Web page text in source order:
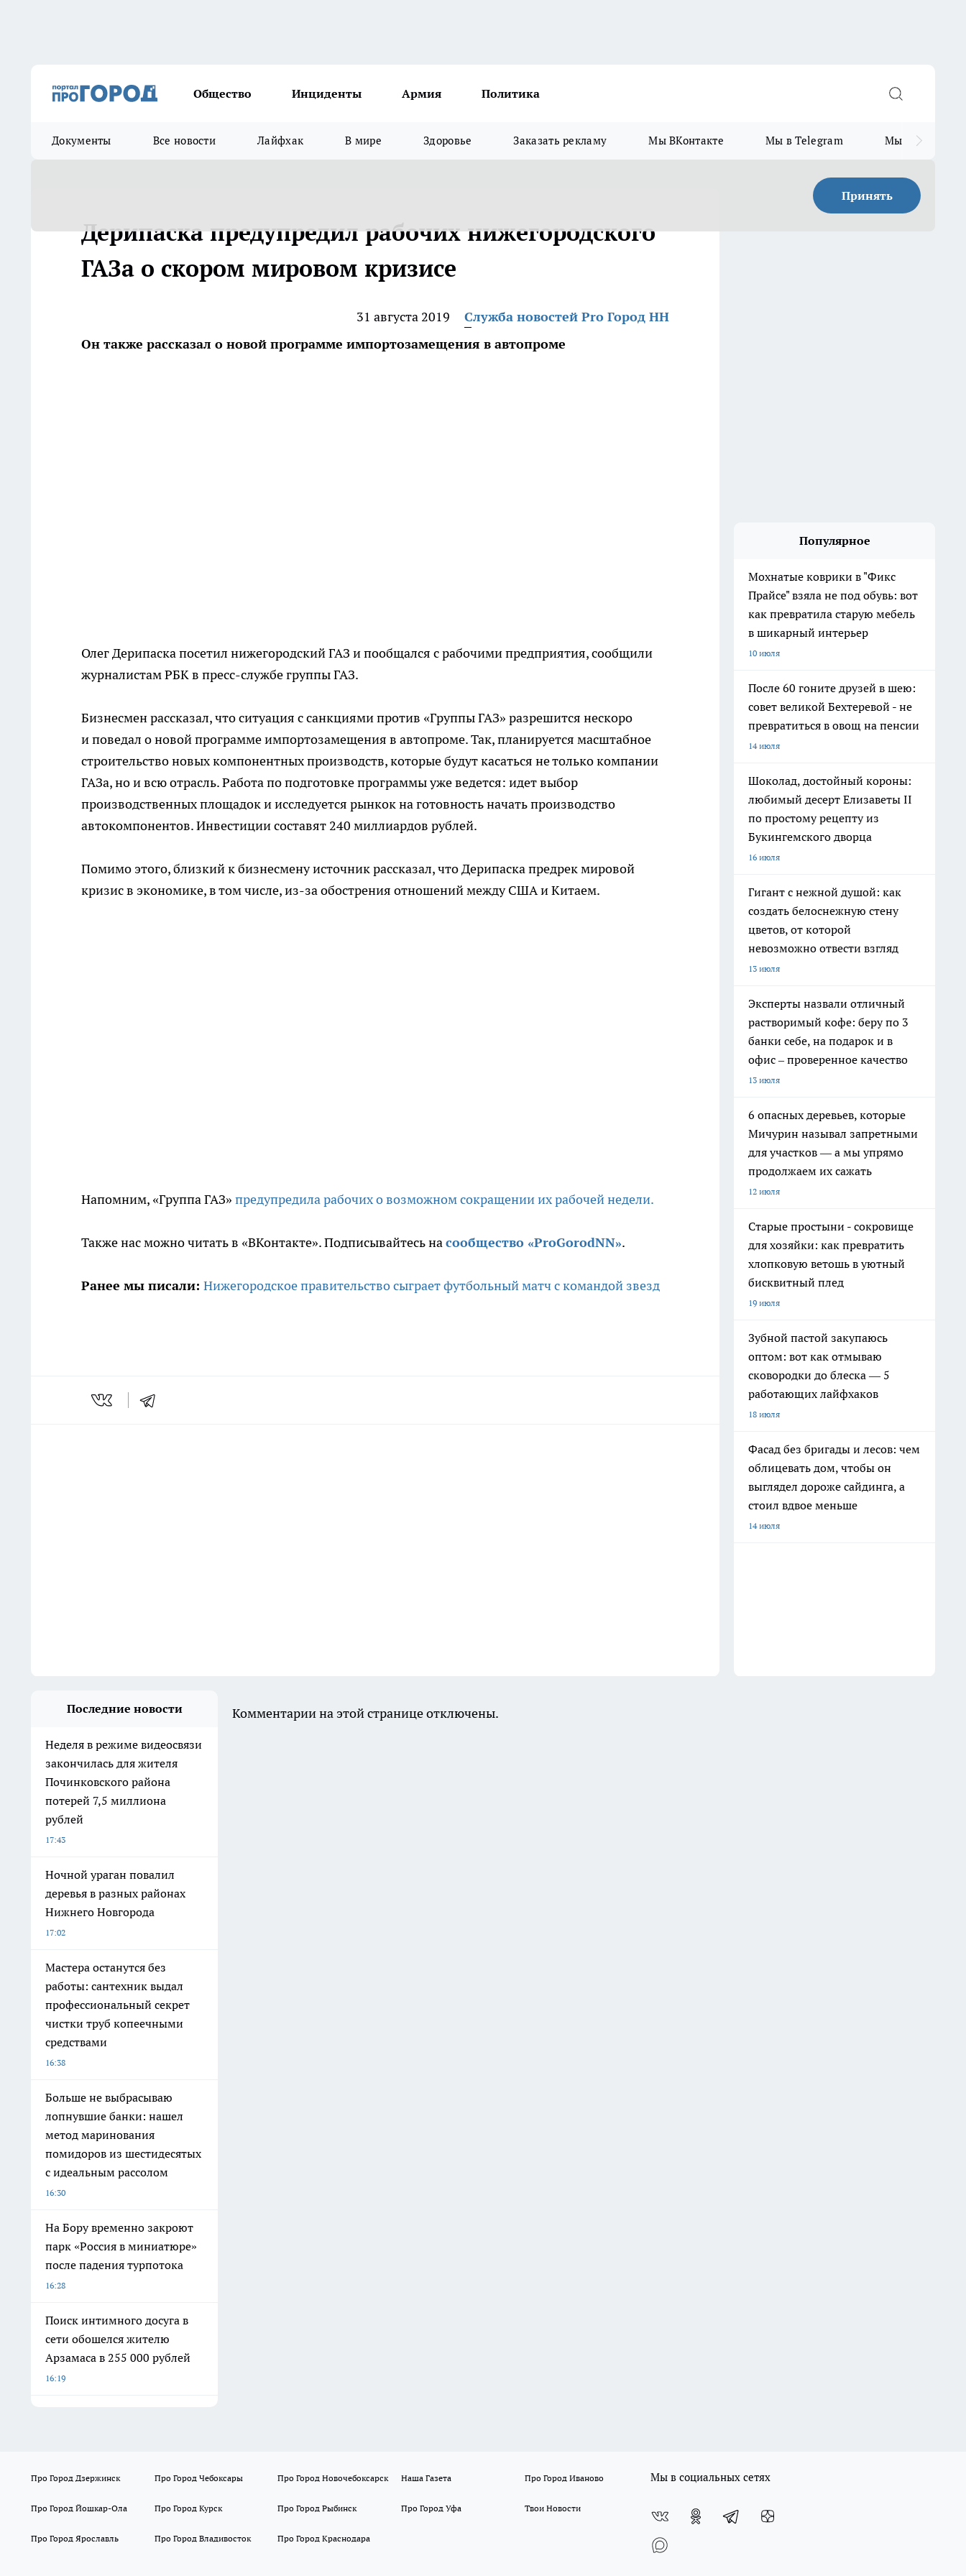
Общество Инциденты Армия Политика
Документы Все новости Лайфхак В мире Здоровье Заказать рекламу Мы ВКонтакте Мы в Telegram Мы в MAX
Принять
Дерипаска предупредил рабочих нижегородского
ГАЗа о скором мировом кризисе
31 августа 2019
Служба новостей Pro Город НН
Он также рассказал о новой программе импортозамещения в автопроме
Олег Дерипаска посетил нижегородский ГАЗ и пообщался с рабочими предприятия, сообщили
журналистам РБК в пресс-службе группы ГАЗ.
Бизнесмен рассказал, что ситуация с санкциями против «Группы ГАЗ» разрешится нескоро
и поведал о новой программе импортозамещения в автопроме. Так, планируется масштабное
строительство новых компонентных производств, которые будут касаться не только компании
ГАЗа, но и всю отрасль. Работа по подготовке программы уже ведется: идет выбор
производственных площадок и исследуется рынкок на готовность начать производство
автокомпонентов. Инвестиции составят 240 миллиардов рублей.
Помимо этого, близкий к бизнесмену источник рассказал, что Дерипаска предрек мировой
кризис в экономике, в том числе, из-за обострения отношений между США и Китаем.
Напомним, «Группа ГАЗ» предупредила рабочих о возможном сокращении их рабочей недели.
Также нас можно читать в «ВКонтакте». Подписывайтесь насообщество «ProGorodNN».
Ранее мы писали: Нижегородское правительство сыграет футбольный матч с командой звезд
Популярное
Мохнатые коврики в "Фикс
Прайсе" взяла не под обувь: вот
как превратила старую мебель
в шикарный интерьер
10 июля
После 60 гоните друзей в шею:
совет великой Бехтеревой - не
превратиться в овощ на пенсии
14 июля
Шоколад, достойный короны:
любимый десерт Елизаветы II
по простому рецепту из
Букингемского дворца
16 июля
Гигант с нежной душой: как
создать белоснежную стену
цветов, от которой
невозможно отвести взгляд
13 июля
Эксперты назвали отличный
растворимый кофе: беру по 3
банки себе, на подарок и в
офис – проверенное качество
13 июля
6 опасных деревьев, которые
Мичурин называл запретными
для участков — а мы упрямо
продолжаем их сажать
12 июля
Старые простыни - сокровище
для хозяйки: как превратить
хлопковую ветошь в уютный
бисквитный плед
19 июля
Зубной пастой закупаюсь
оптом: вот как отмываю
сковородки до блеска — 5
работающих лайфхаков
18 июля
Фасад без бригады и лесов: чем
облицевать дом, чтобы он
выглядел дороже сайдинга, а
стоил вдвое меньше
14 июля
Последние новости
Неделя в режиме видеосвязи
закончилась для жителя
Починковского района
потерей 7,5 миллиона
рублей
17:43
Ночной ураган повалил
деревья в разных районах
Нижнего Новгорода
17:02
Мастера останутся без
работы: сантехник выдал
профессиональный секрет
чистки труб копеечными
средствами
16:38
Больше не выбрасываю
лопнувшие банки: нашел
метод маринования
помидоров из шестидесятых
с идеальным рассолом
16:30
На Бору временно закроют
парк «Россия в миниатюре»
после падения турпотока
16:28
Поиск интимного досуга в
сети обошелся жителю
Арзамаса в 255 000 рублей
16:19
Комментарии на этой странице отключены.
Про Город Дзержинск Про Город Чебоксары Про Город Новочебоксарск Наша Газета Про Город Иваново
Про Город Йошкар-Ола Про Город Курск Про Город Рыбинск Про Город Уфа Твои Новости
Про Город Ярославль Про Город Владивосток Про Город Краснодара
Мы в социальных сетях